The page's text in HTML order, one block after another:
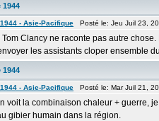
1944
1944 - Asie-Pacifique Posté le: Jeu Juil 23,
Tom Clancy ne raconte pas autre
les assistants cloper ensemble
1944
1944 - Asie-Pacifique Posté le: Mar Juil 21,
voit la combinaison chaleur + guerre,
gibier humain dans la région.